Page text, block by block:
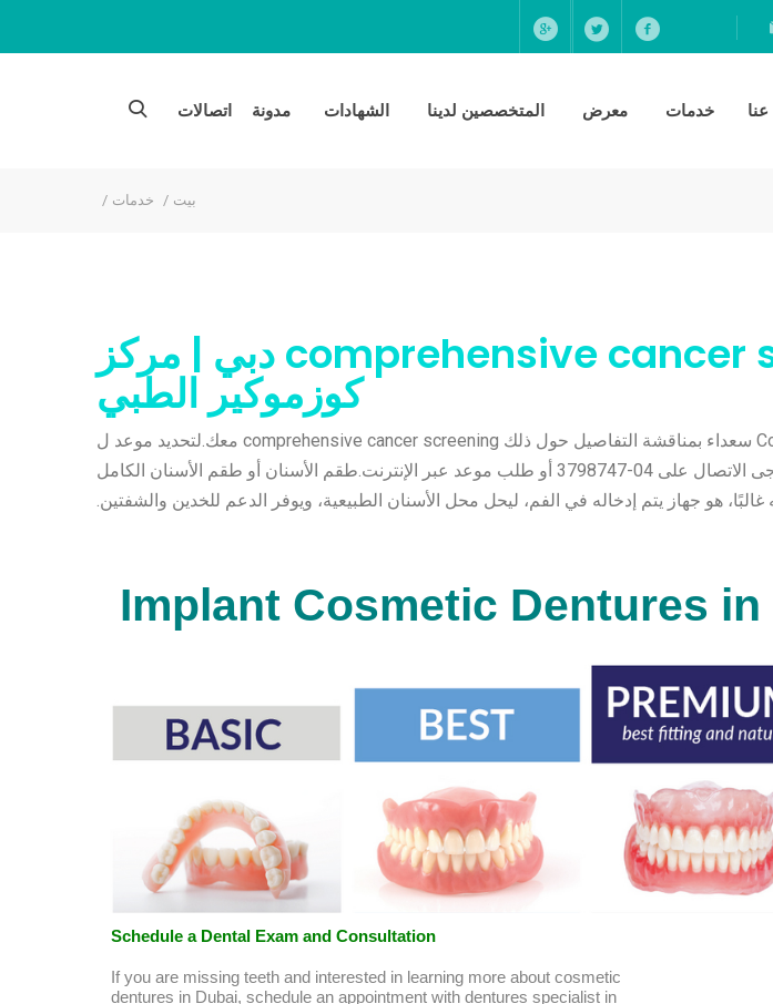
خدمات معرض المتخصصين لدينا الشهادات مدونة اتصالات
بيت خدمات
✅ comprehensive cancer screening دبي | مركز
كوزموكير الطبي
سيكون أطباؤنا وموظفونا في Cosmocare سعداء بمناقشة التفاصيل حول ذلك comprehensive cancer screening معك.لتحديد موعد ل
comprehensive cancer screening؟يرجى الاتصال على 04-3798747 أو طلب موعد عبر الإنترنت.طقم الأسنان أو طقم الأسنان الكامل
هو جهاز يتم إدخاله في الفم، ليحل محل الأسنان الطبيعية، ويوفر الدعم للخدين والشفتين.